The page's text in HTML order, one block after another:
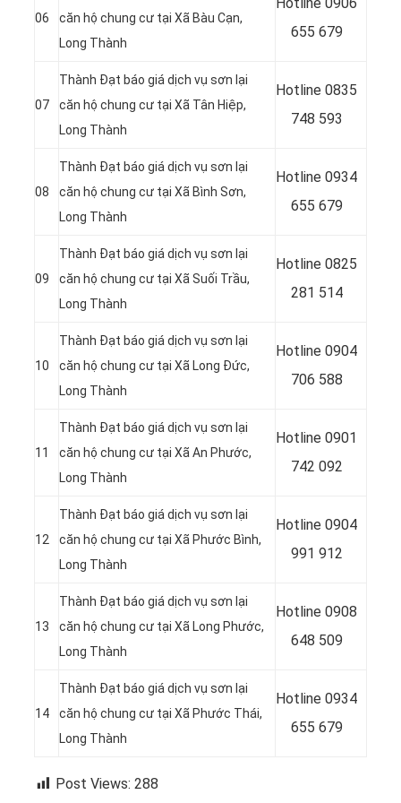
06
căn hộ chung cư tại Xã Bàu Cạn,
Long Thành
Hotline 0906
655 679
07
Thành Đạt báo giá dịch vụ sơn lại
căn hộ chung cư tại Xã Tân Hiệp,
Long Thành
Hotline 0835
748 593
08
Thành Đạt báo giá dịch vụ sơn lại
căn hộ chung cư tại Xã Bình Sơn,
Long Thành
Hotline 0934
655 679
09
Thành Đạt báo giá dịch vụ sơn lại
căn hộ chung cư tại Xã Suối Trầu,
Long Thành
Hotline 0825
281 514
10
Thành Đạt báo giá dịch vụ sơn lại
căn hộ chung cư tại Xã Long Đức,
Long Thành
Hotline 0904
706 588
11
Thành Đạt báo giá dịch vụ sơn lại
căn hộ chung cư tại Xã An Phước,
Long Thành
Hotline 0901
742 092
12
Thành Đạt báo giá dịch vụ sơn lại
căn hộ chung cư tại Xã Phước Bình,
Long Thành
Hotline 0904
991 912
13
Thành Đạt báo giá dịch vụ sơn lại
căn hộ chung cư tại Xã Long Phước,
Long Thành
Hotline 0908
648 509
14
Thành Đạt báo giá dịch vụ sơn lại
căn hộ chung cư tại Xã Phước Thái,
Long Thành
Hotline 0934
655 679
Post Views: 288